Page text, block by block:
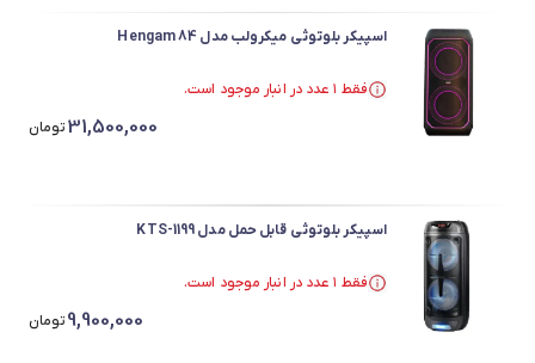
اسپیکر بلوتوثی میکرولب مدل Hengam 84
فقط ۱ عدد در انبار موجود است.
31,500,000تومان
اسپیکر بلوتوثی قابل حمل مدل KTS-1199
فقط ۱ عدد در انبار موجود است.
9,900,000تومان